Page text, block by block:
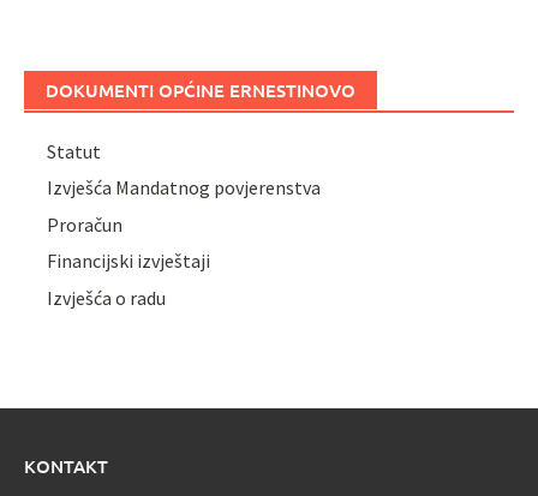
DOKUMENTI OPĆINE ERNESTINOVO
Statut
Izvješća Mandatnog povjerenstva
Proračun
Financijski izvještaji
Izvješća o radu
KONTAKT